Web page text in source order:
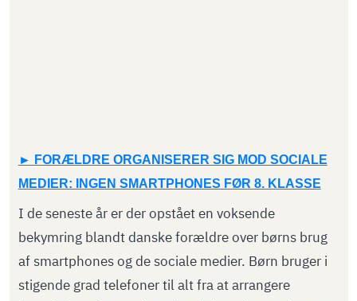
FORÆLDRE ORGANISERER SIG MOD SOCIALE
MEDIER: INGEN SMARTPHONES FØR 8. KLASSE
I de seneste år er der opstået en voksende
bekymring blandt danske forældre over børns brug
af smartphones og de sociale medier. Børn bruger i
stigende grad telefoner til alt fra at arrangere